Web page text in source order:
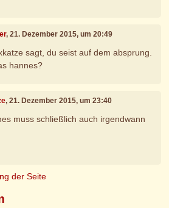
, 21. Dezember 2015, um 20:49
sagt, du seist auf dem absprung.
hannes?
, 21. Dezember 2015, um 23:40
muss schließlich auch irgendwann
der Seite